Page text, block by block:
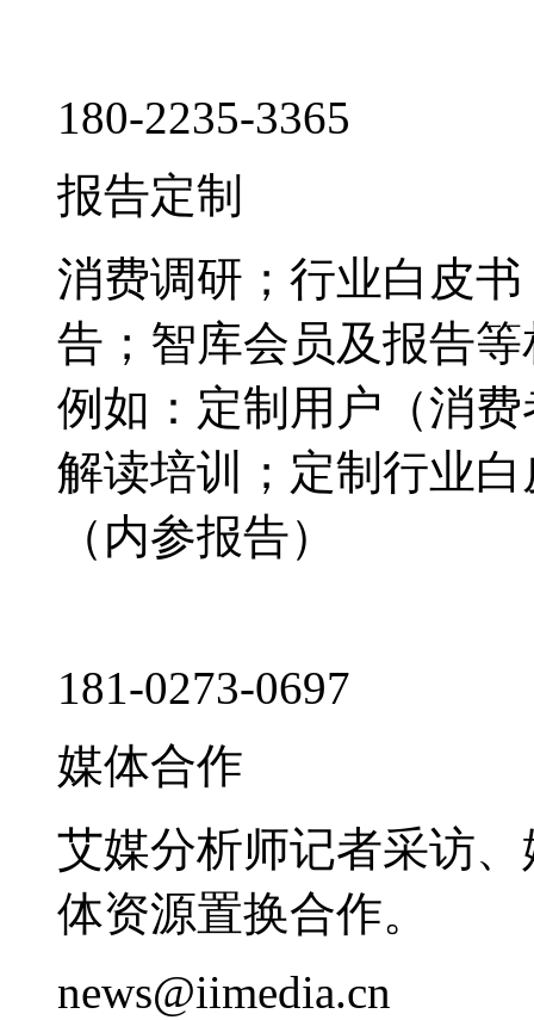
180-2235-3365
报告定制
消费调研；行业白皮
告；智库会员及报告
例如：定制用户（消
解读培训；定制行业
（内参报告）
181-0273-0697
媒体合作
艾媒分析师记者采访
体资源置换合作。
news@iimedia.cn